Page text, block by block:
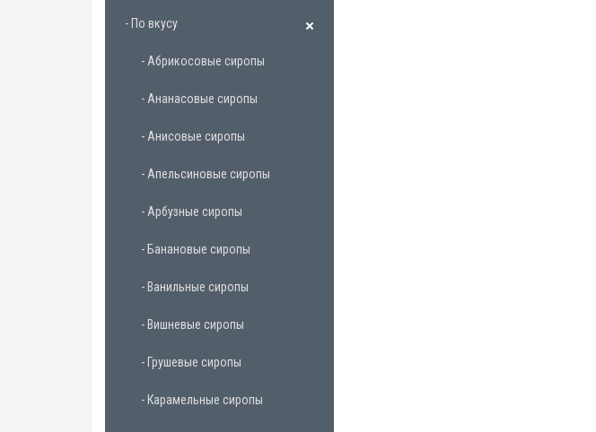
- По вкусу
- Абрикосовые сиропы
- Ананасовые сиропы
- Анисовые сиропы
- Апельсиновые сиропы
- Арбузные сиропы
- Банановые сиропы
- Ванильные сиропы
- Вишневые сиропы
- Грушевые сиропы
- Карамельные сиропы